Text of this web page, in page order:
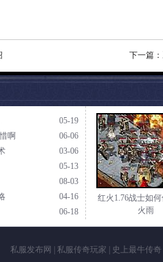
下一篇：
05-19
06-06
啊
03-06
05-13
08-03
04-16
06-18
红火1.76战士如
火雨
私服发布网 私服传奇玩家 史上最牛传奇